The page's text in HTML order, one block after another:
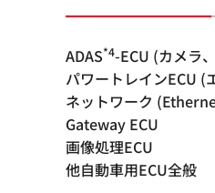
ADAS*4-ECU (カメラ
パワートレインECU (
ネットワーク
Gateway ECU
画像処理ECU
他自動車用ECU全般